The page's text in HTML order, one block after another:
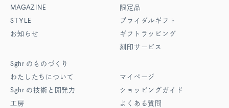
MAGAZINE
STYLE
お知らせ
Sghr のものづくり
わたしたちについて
Sghr の技術と開発力
工房
限定品
ブライダルギフト
ギフトラッピング
刻印サービス
マイページ
ショッピングガイド
よくある質問